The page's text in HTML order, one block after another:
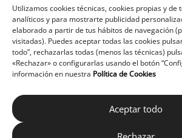
Utilizamos cookies técnicas, cookies propias y de
analíticos y para mostrarte publicidad
elaborado a partir de tus hábitos de navegación
visitadas). Puedes aceptar todas las cookies
todo”, rechazarlas todas (menos las técnicas)
«Rechazar» o configurarlas usando el botón
información en nuestra Política de Cookies
Aceptar todo